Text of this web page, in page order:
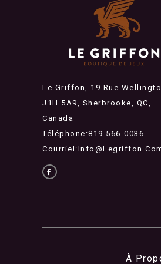
Le Griffon, 19 Rue
J1H 5A9, Sherbrooke, QC,
Canada
Téléphone:819 566-0036
Courriel:
À